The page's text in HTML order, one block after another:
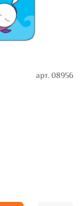
арт.08956